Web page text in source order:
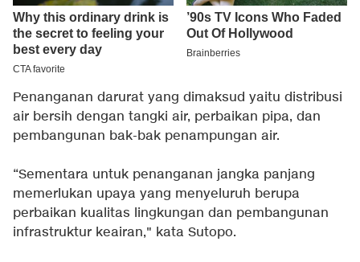
Penanganan darurat yang dimaksud yaitu distribusi
air bersih dengan tangki air, perbaikan pipa, dan
pembangunan bak-bak penampungan air.
“Sementara untuk penanganan jangka panjang
memerlukan upaya yang menyeluruh berupa
perbaikan kualitas lingkungan dan pembangunan
infrastruktur keairan," kata Sutopo.